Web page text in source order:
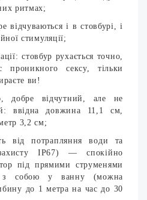
ритмах;
відчуваються і в стовбурі, і
стимуляції;
стовбур рухається точно,
сексу, тільки
ви!
добре відчутний, але не
ввідна довжина 11,1 см,
3,2 см;
від потрапляння води та
IP67) — спокійно
під прямими струменями
з собою у ванну (можна
до 1 метра на час до 30